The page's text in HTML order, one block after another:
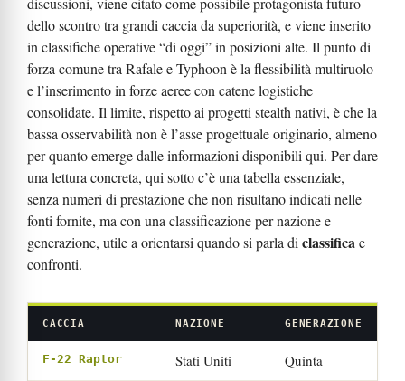
dello scontro tra grandi caccia da superiorità, e viene inserito
in classifiche operative “di oggi” in posizioni alte. Il punto di
forza comune tra Rafale e Typhoon è la flessibilità multiruolo
e l’inserimento in forze aeree con catene logistiche
consolidate. Il limite, rispetto ai progetti stealth nativi, è che la
bassa osservabilità non è l’asse progettuale originario, almeno
per quanto emerge dalle informazioni disponibili qui. Per dare
una lettura concreta, qui sotto c’è una tabella essenziale,
senza numeri di prestazione che non risultano indicati nelle
fonti fornite, ma con una classificazione per nazione e
generazione, utile a orientarsi quando si parla di classificae
confronti.
CACCIA NAZIONE GENERAZIONE
F-22 Raptor Stati Uniti Quinta